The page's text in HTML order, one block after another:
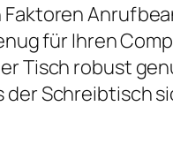
für Ihren
Tisch robust
Schreibtisch